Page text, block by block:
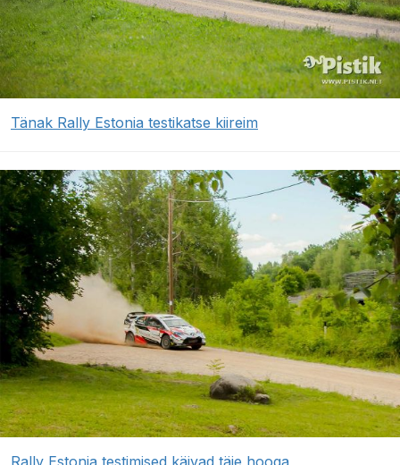
Tänak Rally Estonia testikatse kiireim
Rally Estonia testimised käivad täie hooga